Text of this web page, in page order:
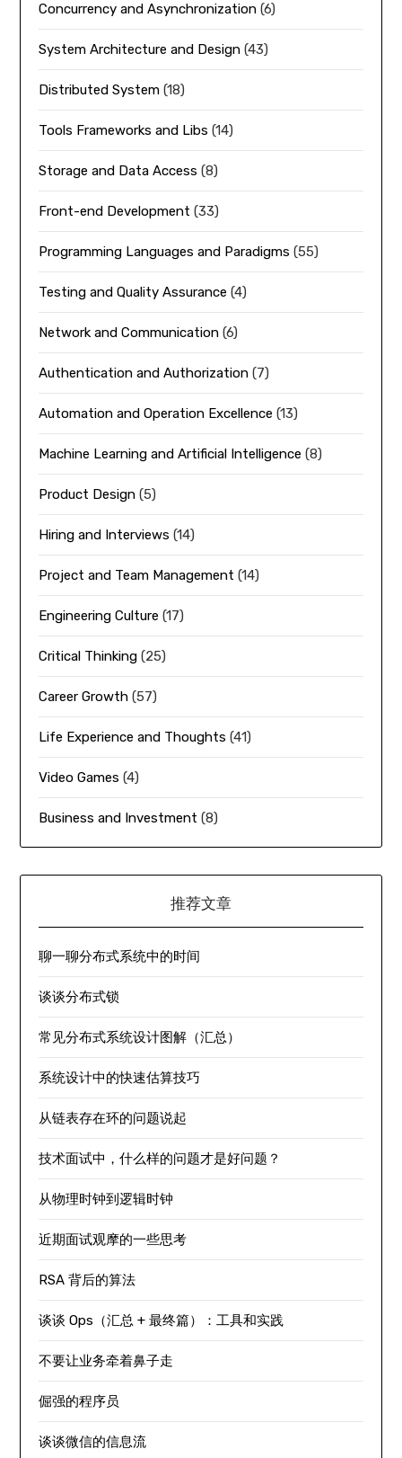
Concurrency and Asynchronization (6)
System Architecture and Design (43)
Distributed System (18)
Tools Frameworks and Libs (14)
Storage and Data Access (8)
Front-end Development (33)
Programming Languages and Paradigms (55)
Testing and Quality Assurance (4)
Network and Communication (6)
Authentication and Authorization (7)
Automation and Operation Excellence (13)
Machine Learning and Artificial Intelligence (8)
Product Design (5)
Hiring and Interviews (14)
Project and Team Management (14)
Engineering Culture (17)
Critical Thinking (25)
Career Growth (57)
Life Experience and Thoughts (41)
Video Games (4)
Business and Investment (8)
推荐文章
聊一聊分布式系统中的时间
谈谈分布式锁
常见分布式系统设计图解（汇总）
系统设计中的快速估算技巧
从链表存在环的问题说起
技术面试中，什么样的问题才是好问题？
从物理时钟到逻辑时钟
近期面试观摩的一些思考
RSA 背后的算法
谈谈 Ops（汇总 + 最终篇）：工具和实践
不要让业务牵着鼻子走
倔强的程序员
谈谈微信的信息流